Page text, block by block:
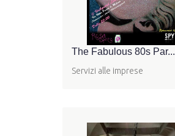
The Fabulous 80s Par...
Servizi alle imprese